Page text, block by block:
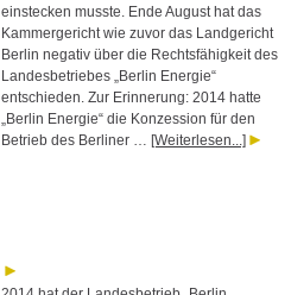
einstecken musste. Ende August hat das
Kammergericht wie zuvor das Landgericht
Berlin negativ über die Rechtsfähigkeit des
Landesbetriebes „Berlin Energie“
entschieden. Zur Erinnerung: 2014 hatte
„Berlin Energie“ die Konzession für den
Betrieb des Berliner … [Weiterlesen...]